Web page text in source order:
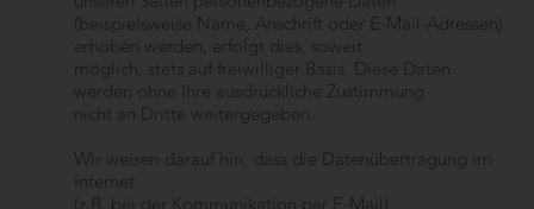
(beispielsweise Name, Anschrift oder E-Mail-Adressen)
erhoben werden, erfolgt dies, soweit
möglich, stets auf freiwilliger Basis. Diese Daten
werden ohne Ihre ausdrückliche Zustimmung
nicht an Dritte weitergegeben.
Wir weisen darauf hin, dass die Datenübertragung im
Internet
(z.B. bei der Kommunikation per E-Mail)